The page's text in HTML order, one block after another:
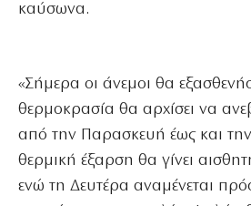
καύσωνα.
«Σήμερα οι άνεμοι θα
θερμοκρασία θα αρχίσει να
από την Παρασκευή έως και
θερμική έξαρση θα γίνει
ενώ τη Δευτέρα αναμένεται